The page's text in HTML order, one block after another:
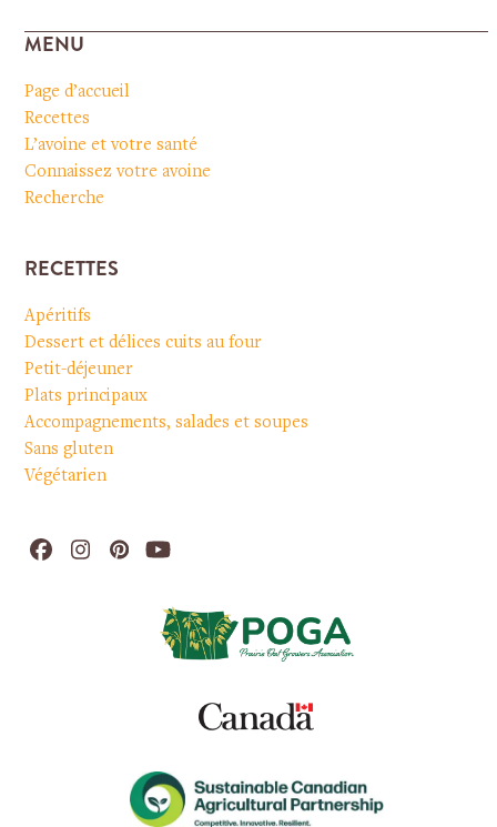
MENU
Page d’accueil
Recettes
L’avoine et votre santé
Connaissez votre avoine
Recherche
RECETTES
Apéritifs
Dessert et délices cuits au four
Petit-déjeuner
Plats principaux
Accompagnements, salades et soupes
Sans gluten
Végétarien
Facebook
Instagram
PinterestYouTube